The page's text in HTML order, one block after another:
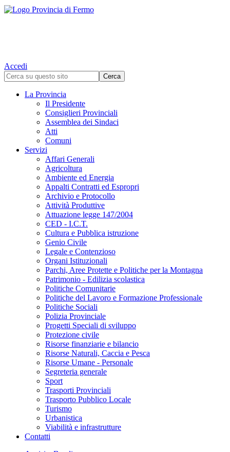
Accedi
La Provincia
Il Presidente
Consiglieri Provinciali
Assemblea dei Sindaci
Atti
Comuni
Servizi
Affari Generali
Agricoltura
Ambiente ed Energia
Appalti Contratti ed Espropri
Archivio e Protocollo
Attività Produttive
Attuazione legge 147/2004
CED - I.C.T.
Cultura e Pubblica istruzione
Genio Civile
Legale e Contenzioso
Organi Istituzionali
Parchi, Aree Protette e Politiche per la Montagna
Patrimonio - Edilizia scolastica
Politiche Comunitarie
Politiche del Lavoro e Formazione Professionale
Politiche Sociali
Polizia Provinciale
Progetti Speciali di sviluppo
Protezione civile
Risorse finanziarie e bilancio
Risorse Naturali, Caccia e Pesca
Risorse Umane - Personale
Segreteria generale
Sport
Trasporti Provinciali
Trasporto Pubblico Locale
Turismo
Urbanistica
Viabilità e infrastrutture
Contatti